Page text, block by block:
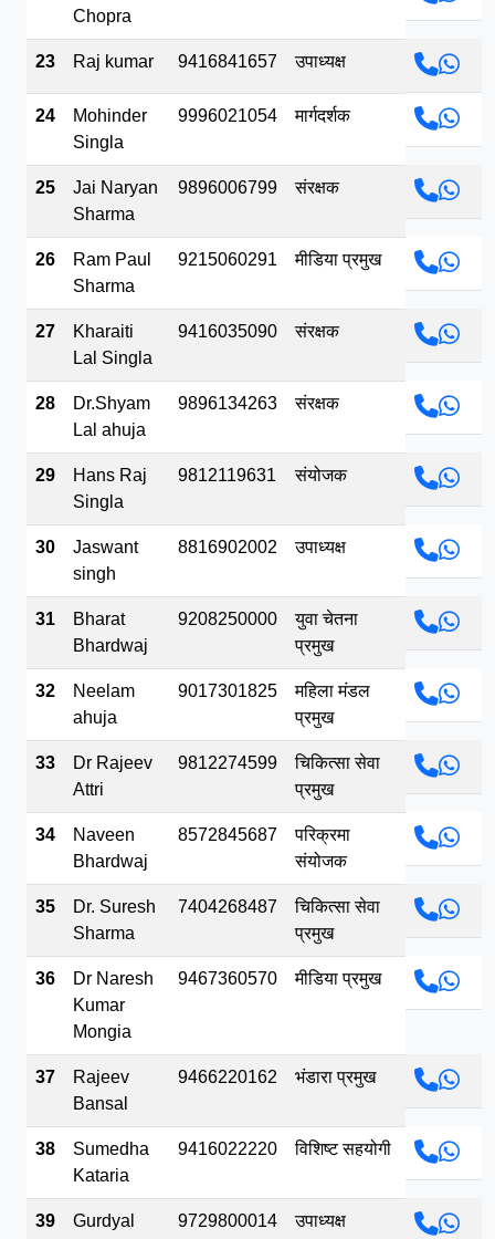
Chopra
23 Raj kumar 9416841657 उपाध्यक्ष
24
Mohinder
Singla
9996021054 मार्गदर्शक
25
Jai Naryan
Sharma
9896006799 संरक्षक
26
Ram Paul
Sharma
9215060291 मीडिया प्रमुख
27
Kharaiti
Lal Singla
9416035090 संरक्षक
28
Dr.Shyam
Lal ahuja
9896134263 संरक्षक
29
Hans Raj
Singla
9812119631 संयोजक
30
Jaswant
singh
8816902002 उपाध्यक्ष
31
Bharat
Bhardwaj
9208250000
युवा चेतना
प्रमुख
32
Neelam
ahuja
9017301825
महिला मंडल
प्रमुख
33
Dr Rajeev
Attri
9812274599
चिकित्सा सेवा
प्रमुख
34
Naveen
Bhardwaj
8572845687
परिक्रमा
संयोजक
35
Dr. Suresh
Sharma
7404268487
चिकित्सा सेवा
प्रमुख
36
Dr Naresh
Kumar
Mongia
9467360570 मीडिया प्रमुख
37
Rajeev
Bansal
9466220162 भंडारा प्रमुख
38
Sumedha
Kataria
9416022220 विशिष्ट सहयोगी
39
Gurdyal
9729800014 उपाध्यक्ष